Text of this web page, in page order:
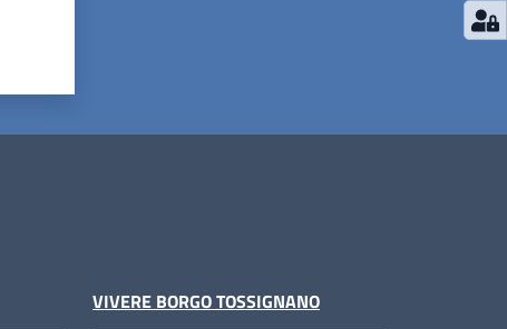
VIVERE BORGO TOSSIGNANO